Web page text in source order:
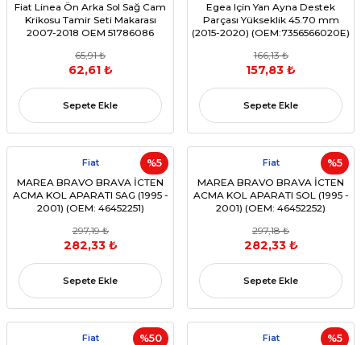
Fiat Linea Ön Arka Sol Sağ Cam
Krikosu Tamir Seti Makarası
2007-2018 OEM 51786086
65,91 ₺
62,61 ₺
Sepete Ekle
Egea Için Yan Ayna Destek
Parçası Yükseklik 45.70 mm
(2015-2020) (OEM:7356566020E)
166,13 ₺
157,83 ₺
Sepete Ekle
%5
Fiat
MAREA BRAVO BRAVA İCTEN
ACMA KOL APARATI SAG (1995 -
2001) (OEM: 46452251)
297,19 ₺
282,33 ₺
Sepete Ekle
%5
Fiat
MAREA BRAVO BRAVA İCTEN
ACMA KOL APARATI SOL (1995 -
2001) (OEM: 46452252)
297,18 ₺
282,33 ₺
Sepete Ekle
%50
Fiat %5
Fiat